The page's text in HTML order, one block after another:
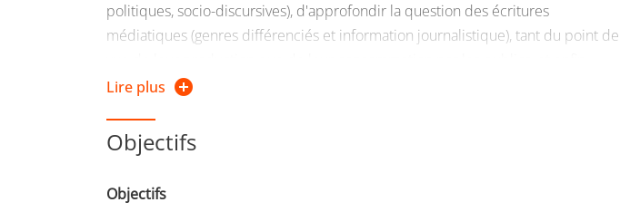
politiques, socio-discursives), d'approfondir la question des écritures
médiatiques (genres différenciés et information journalistique), tant du point de
d'interroger des notions telles que la construction des problèmes publics et
Lire plus
Objectifs
Objectifs